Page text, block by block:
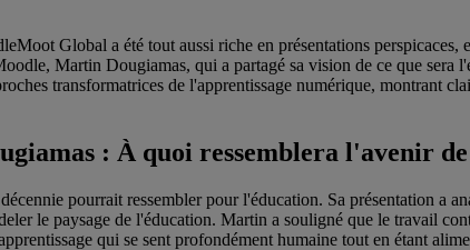
Global a été tout aussi riche en présentations
Martin Dougiamas, qui a partagé sa vision de ce que sera
transformatrices de l'apprentissage numérique, montrant
: À quoi ressemblera l'avenir
pourrait ressembler pour l'éducation. Sa présentation a
le paysage de l'éducation. Martin a souligné que le travail
qui se sent profondément humaine tout en étant